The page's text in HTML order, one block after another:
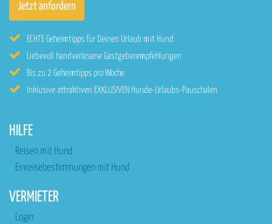
ECHTE Geheimtipps für Deinen Urlaub mit Hund
Liebevoll handverlesene Gastgeberempfehlungen
Bis zu 2 Geheimtipps pro Woche
Inklusive attraktiven EXKLUSIVEN Hunde-Urlaubs-Pauschalen
HILFE
Reisen mit Hund
Einreisebestimmungen mit Hund
VERMIETER
Login